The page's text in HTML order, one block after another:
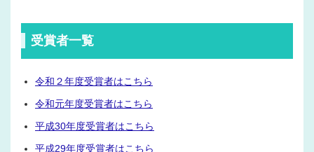
受賞者一覧
令和２年度受賞者はこちら
令和元年度受賞者はこちら
平成30年度受賞者はこちら
平成29年度受賞者はこちら